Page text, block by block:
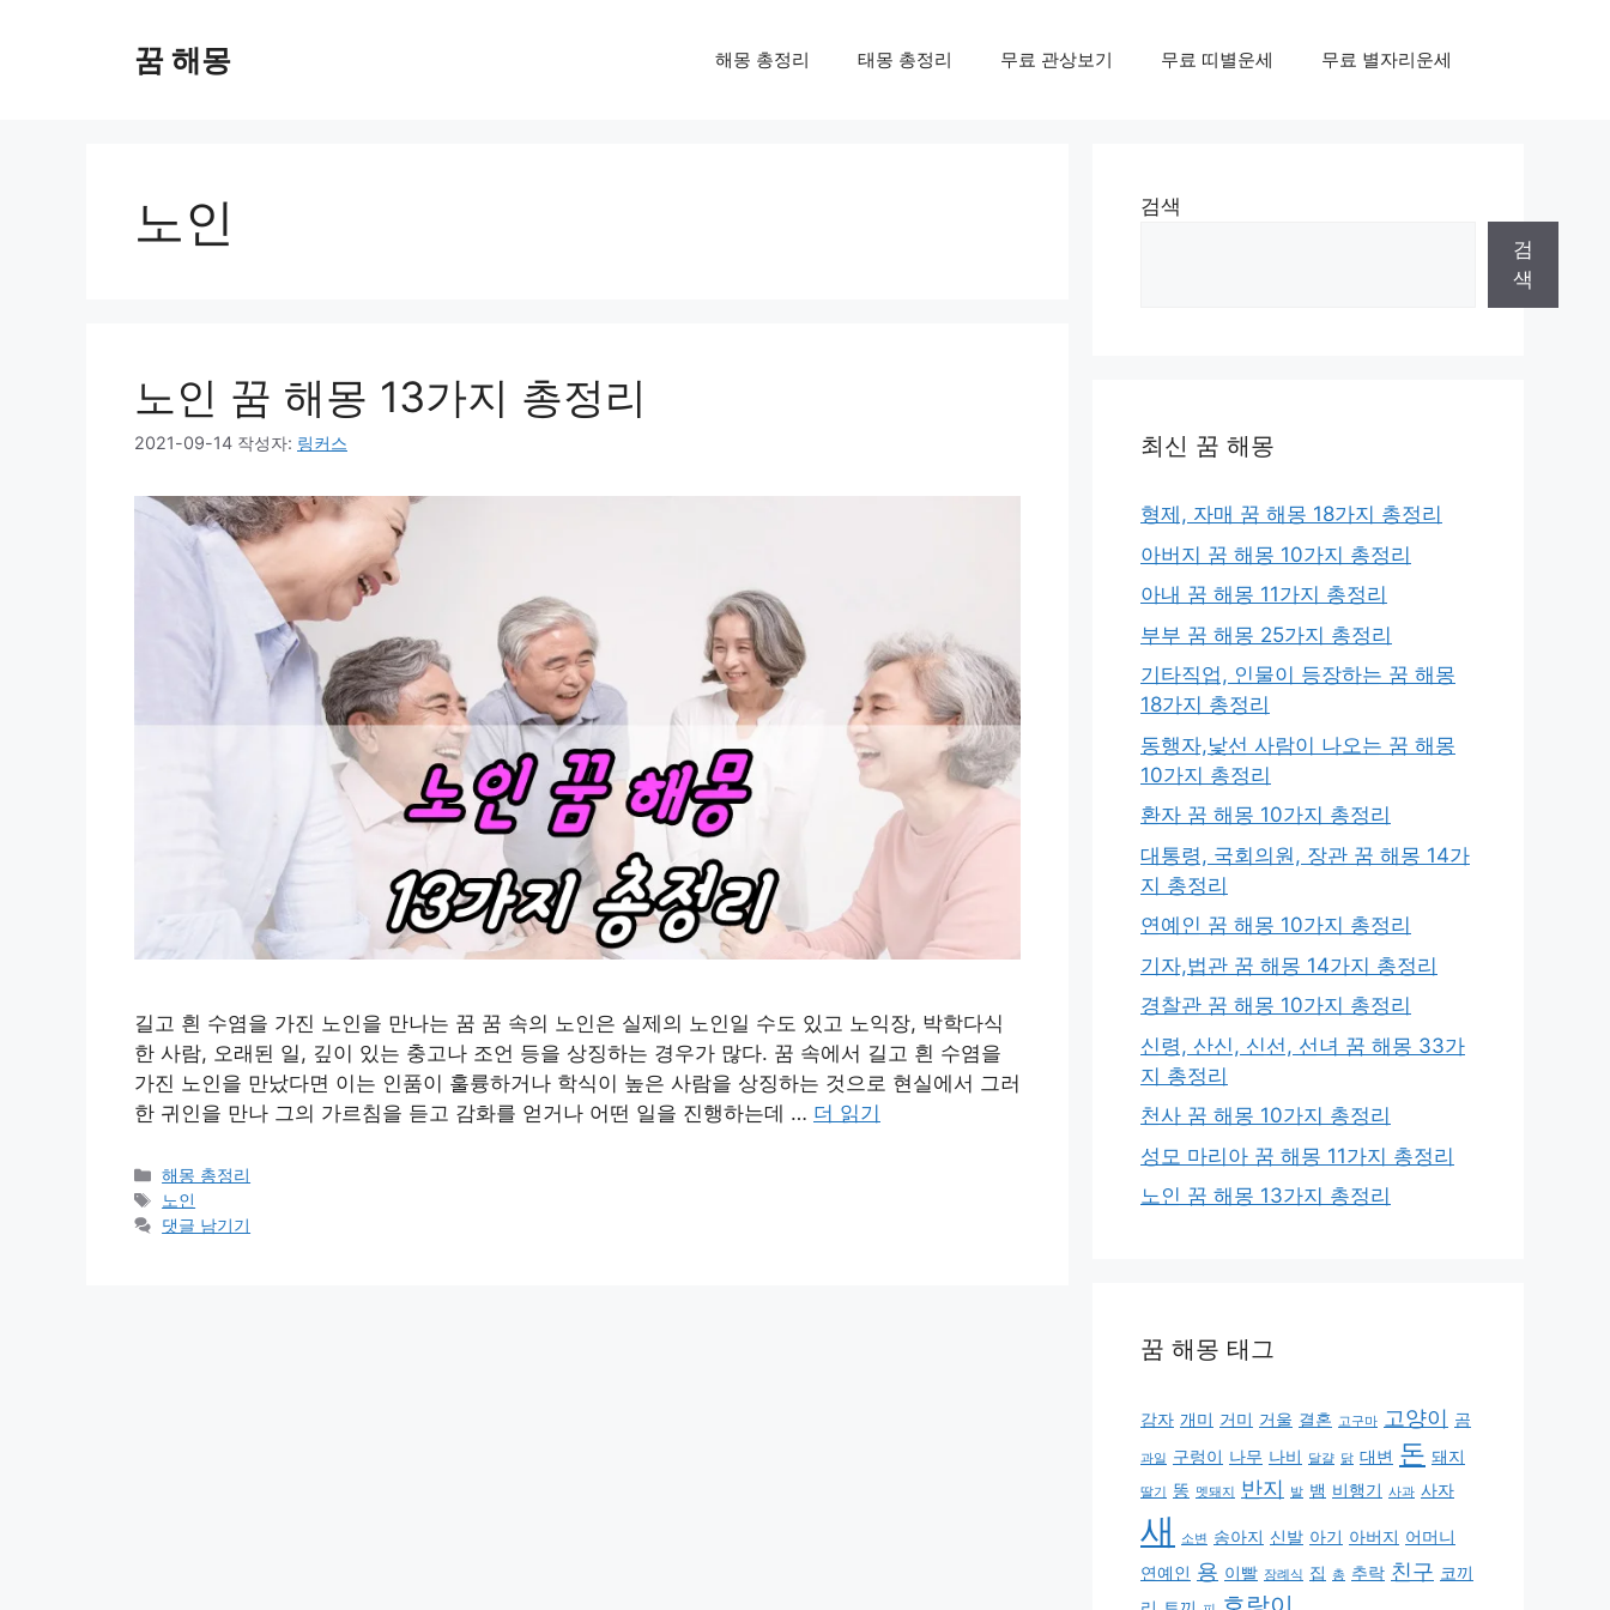
꿈 해몽 해몽 총정리 태몽 총정리 무료 관상보기 무료 띠별운세 무료 별자리운세
노인
노인 꿈 해몽 13가지 총정리
2021-09-14 작성자: 링커스
길고 흰 수염을 가진 노인을 만나는 꿈 꿈 속의 노인은 실제의 노인일 수도 있고 노익장, 박학다식
한 사람, 오래된 일, 깊이 있는 충고나 조언 등을 상징하는 경우가 많다. 꿈 속에서 길고 흰 수염을
가진 노인을 만났다면 이는 인품이 훌륭하거나 학식이 높은 사람을 상징하는 것으로 현실에서 그러
한 귀인을 만나 그의 가르침을 듣고 감화를 얻거나 어떤 일을 진행하는데 … 더 읽기
카
테
고
해몽 총정리
태
그
노인
댓글 남기기
검색
검
색
최신 꿈 해몽
형제, 자매 꿈 해몽 18가지 총정리
아버지 꿈 해몽 10가지 총정리
아내 꿈 해몽 11가지 총정리
부부 꿈 해몽 25가지 총정리
기타직업, 인물이 등장하는 꿈 해몽
18가지 총정리
동행자,낯선 사람이 나오는 꿈 해몽
10가지 총정리
환자 꿈 해몽 10가지 총정리
대통령, 국회의원, 장관 꿈 해몽 14가
지 총정리
연예인 꿈 해몽 10가지 총정리
기자,법관 꿈 해몽 14가지 총정리
경찰관 꿈 해몽 10가지 총정리
신령, 산신, 신선, 선녀 꿈 해몽 33가
지 총정리
천사 꿈 해몽 10가지 총정리
성모 마리아 꿈 해몽 11가지 총정리
노인 꿈 해몽 13가지 총정리
꿈 해몽 태그
감자 개미 거미 거울 결혼 고구마 고양이 곰
과일 구렁이 나무 나비 달걀 닭 대변 돈 돼지
딸기 똥 멧돼지 반지 발 뱀 비행기 사과 사자
새 소변 송아지 신발 아기 아버지 어머니
연예인 용 이빨 장례식 집 총 추락 친구 코끼